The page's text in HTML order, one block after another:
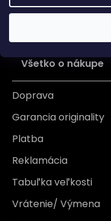
Všetko o nákupe
Doprava
Garancia originality
Platba
Reklamácia
Tabuľka veľkosti
Vrátenie/ Výmena